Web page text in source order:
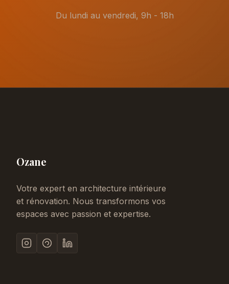
Du lundi au vendredi, 9h - 18h
Ozane
Votre expert en architecture intérieure
et rénovation. Nous transformons vos
espaces avec passion et expertise.